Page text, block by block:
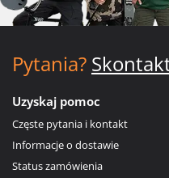
Pytania?
Uzyskaj pomoc
Częste pytania i kontakt
Informacje o dostawie
Status zamówienia